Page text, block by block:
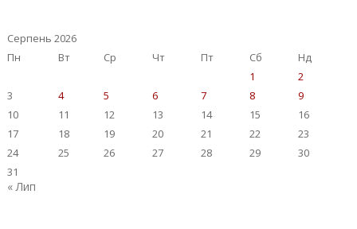
Серпень 2026
Пн
Вт Ср Чт Пт Сб
Нд
1
2
3
4 5 6 7 8
9
10
11 12 13 14 15
16
17
18 19 20 21 22
23
24
25 26 27 28 29
30
31
« Лип